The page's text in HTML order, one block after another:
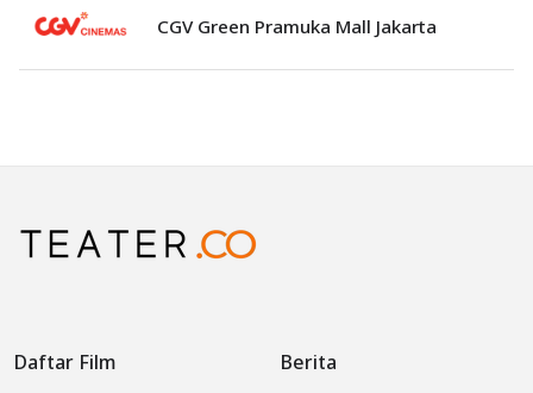
CGV Green Pramuka Mall Jakarta
Daftar Film Berita